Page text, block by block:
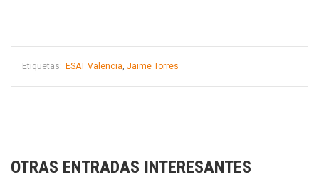
Etiquetas: ESAT Valencia, Jaime Torres
OTRAS ENTRADAS INTERESANTES